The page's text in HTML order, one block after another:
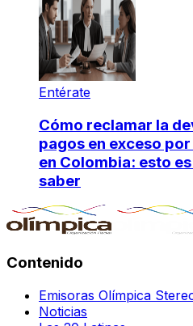
Entérate
Cómo reclamar la
pagos en exceso
en Colombia: esto
saber
Contenido
Emisoras Olímpica
Noticias